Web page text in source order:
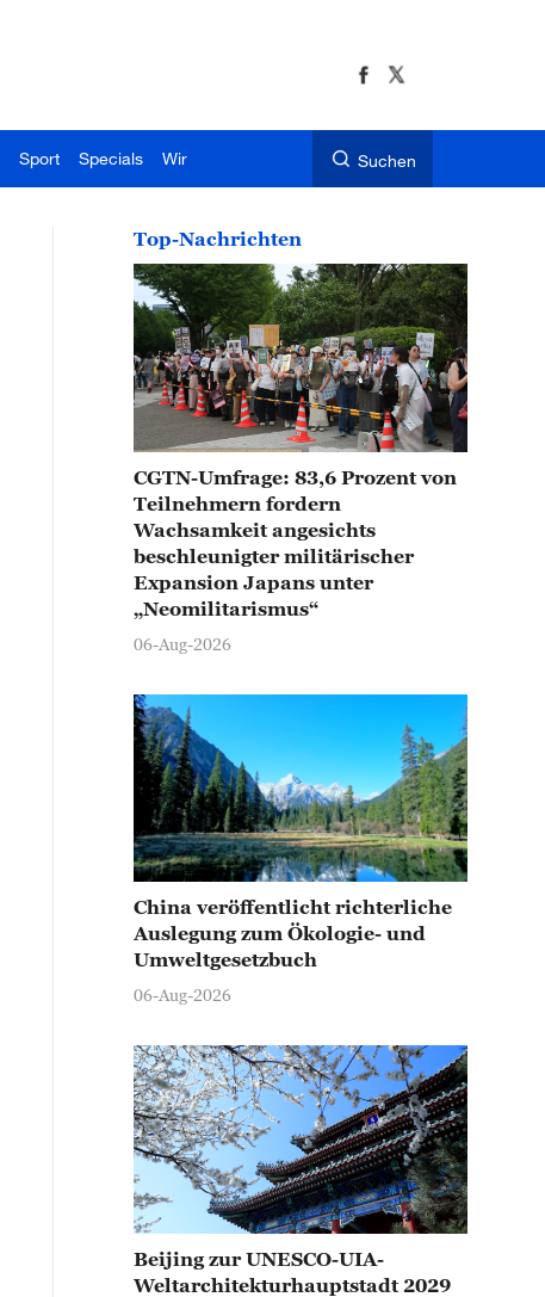
Sport Specials Wir Suchen
Top-Nachrichten
CGTN-Umfrage: 83,6 Prozent von
Teilnehmern fordern
Wachsamkeit angesichts
beschleunigter militärischer
Expansion Japans unter
„Neomilitarismus“
06-Aug-2026
China veröffentlicht richterliche
Auslegung zum Ökologie- und
Umweltgesetzbuch
06-Aug-2026
Beijing zur UNESCO-UIA-
Weltarchitekturhauptstadt 2029